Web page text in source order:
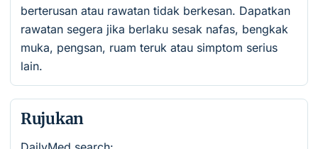
berterusan atau rawatan tidak berkesan. Dapatkan
rawatan segera jika berlaku sesak nafas, bengkak
muka, pengsan, ruam teruk atau simptom serius
lain.
Rujukan